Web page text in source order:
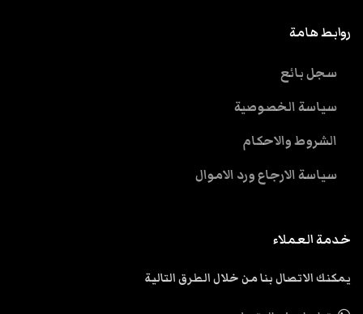
روابط هامة
سجل بائع
سياسة الخصوصية
الشروط والاحكام
سياسة الارجاع ورد الاموال
خدمة العملاء
يمكنك الاتصال بنا من خلال الطرق التالية